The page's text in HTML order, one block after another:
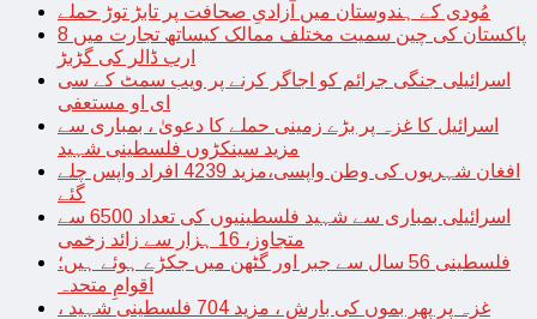
مُودی کے ہندوستان میں آزادیِ صحافت پر تابڑ توڑ حملے
پاکستان کی چین سمیت مختلف ممالک کیساتھ تجارت میں 8
ارب ڈالر کی گڑبڑ
اسرائیلی جنگی جرائم کو اجاگر کرنے پر ویب سمٹ کے سی
ای او مستعفی
اسرائیل کا غزہ پر بڑے زمینی حملے کا دعویٰ ، بمباری سے
مزید سینکڑوں فلسطینی شہید
افغان شہریوں کی وطن واپسی،مزید 4239 افراد واپس چلے
گئے
اسرائیلی بمباری سے شہید فلسطینیوں کی تعداد 6500 سے
متجاوز، 16 ہزار سے زائد زخمی
فلسطینی 56 سال سے جبر اور گٹھن میں جکڑے ہوئے ہیں؛
اقوامِ متحدہ
غزہ پر پھر بموں کی بارش ، مزید 704 فلسطینی شہید ،